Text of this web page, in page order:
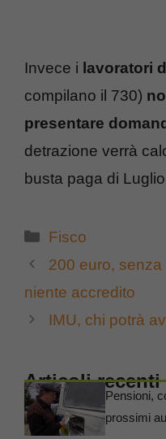
Invece i lavoratori
compilano il 730)
presentare
detrazione verrà
busta paga di
Categorie
Fisco
200 euro,
niente accredito
IMU, chi potrà
Articoli recenti
Pensioni,
prossimi